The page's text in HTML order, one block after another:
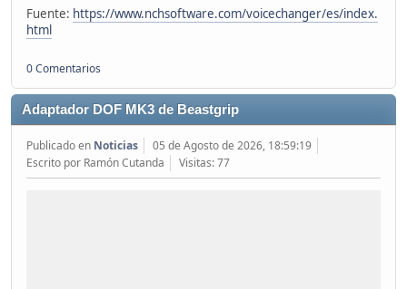
Fuente: https://www.nchsoftware.com/voicechanger/es/index.
html
0 Comentarios
Adaptador DOF MK3 de Beastgrip
Publicado en Noticias
05 de Agosto de 2026, 18:59:19
Escrito por Ramón Cutanda
Visitas: 77